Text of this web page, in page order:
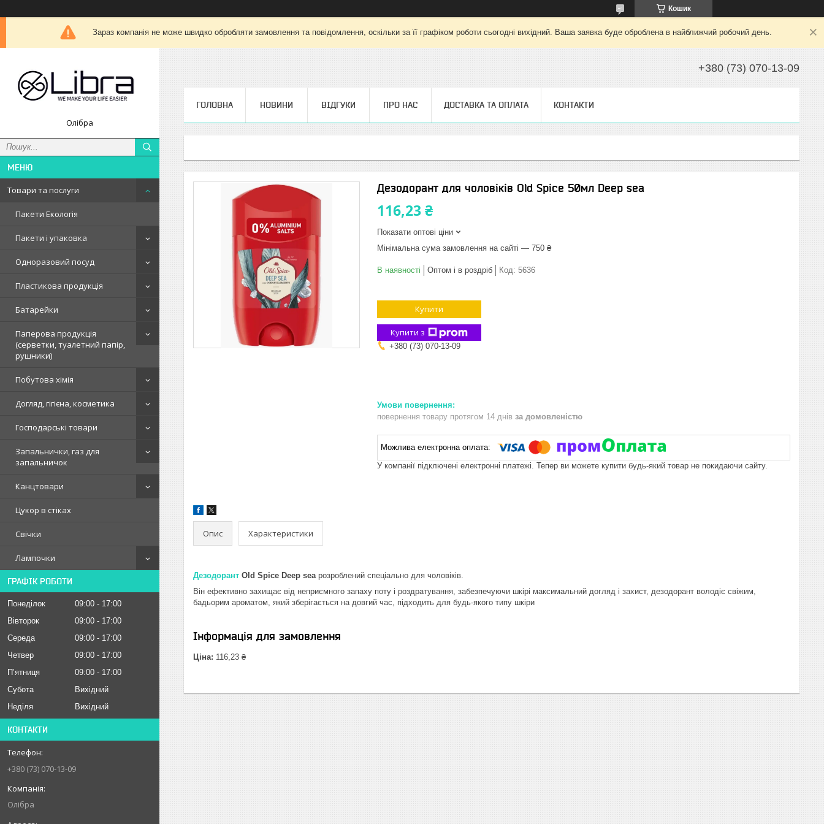
Кошик
Зараз компанія не може швидко обробляти замовлення та повідомлення, оскільки за її графіком роботи сьогодні вихідний. Ваша заявка буде оброблена в найближчий робочий день.
Олібра
Товари та послуги
Пакети Екологія
Пакети і упаковка
Одноразовий посуд
Пластикова продукція
Батарейки
Паперова продукція
(серветки, туалетний папір,
рушники)
Побутова хімія
Догляд, гігієна, косметика
Господарські товари
Запальнички, газ для
запальничок
Канцтовари
Цукор в стіках
Свічки
Лампочки
ГРАФІК РОБОТИ
Понеділок 09:00
17:00
Вівторок
09:00
17:00
Середа
09:00
17:00
Четвер
09:00
17:00
Пʼятниця
09:00
17:00
Субота
Вихідний
Неділя
Вихідний
КОНТАКТИ
+380 (73) 070-13-09
Олібра
+380 (73) 070-13-09
ГОЛОВНА НОВИНИ ВІДГУКИ ПРО НАС ДОСТАВКА ТА ОПЛАТА КОНТАКТИ
Дезодорант для чоловіків Old Spice 50мл Deep sea
116,23 ₴
Показати оптові ціни
Мінімальна сума замовлення на сайті — 750 ₴
В наявності Оптом і в роздріб Код: 5636
Купити
Купити з
+380 (73) 070-13-09
повернення товару протягом 14 днів за домовленістю
У компанії підключені електронні платежі. Тепер ви можете купити будь-який товар не покидаючи сайту.
Опис Характеристики
Дезодорант Old Spice Deep seaрозроблений спеціально для чоловіків.
Він ефективно захищає від неприємного запаху поту і роздратування, забезпечуючи шкірі максимальний догляд і захист, дезодорант володіє свіжим,
бадьорим ароматом, який зберігається на довгий час, підходить для будь-якого типу шкіри
Інформація для замовлення
Ціна: 116,23 ₴